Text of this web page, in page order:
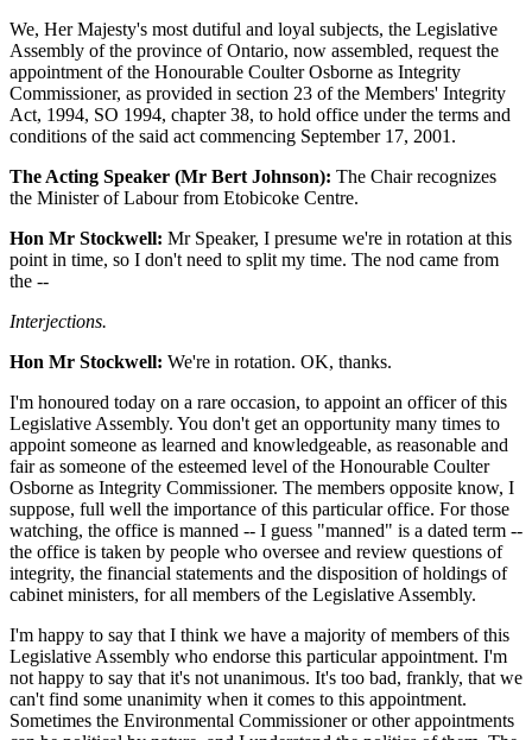
We, Her Majesty's most dutiful and loyal subjects, the Legislative
Assembly of the province of Ontario, now assembled, request the
appointment of the Honourable Coulter Osborne as Integrity
Commissioner, as provided in section 23 of the Members' Integrity
Act, 1994, SO 1994, chapter 38, to hold office under the terms and
conditions of the said act commencing September 17, 2001.
The Acting Speaker (Mr Bert Johnson): The Chair recognizes
the Minister of Labour from Etobicoke Centre.
Hon Mr Stockwell: Mr Speaker, I presume we're in rotation at this
point in time, so I don't need to split my time. The nod came from
the --
Interjections.
Hon Mr Stockwell: We're in rotation. OK, thanks.
I'm honoured today on a rare occasion, to appoint an officer of this
Legislative Assembly. You don't get an opportunity many times to
appoint someone as learned and knowledgeable, as reasonable and
fair as someone of the esteemed level of the Honourable Coulter
Osborne as Integrity Commissioner. The members opposite know, I
suppose, full well the importance of this particular office. For those
watching, the office is manned -- I guess "manned" is a dated term --
the office is taken by people who oversee and review questions of
integrity, the financial statements and the disposition of holdings of
cabinet ministers, for all members of the Legislative Assembly.
I'm happy to say that I think we have a majority of members of this
Legislative Assembly who endorse this particular appointment. I'm
not happy to say that it's not unanimous. It's too bad, frankly, that we
can't find some unanimity when it comes to this appointment.
Sometimes the Environmental Commissioner or other appointments